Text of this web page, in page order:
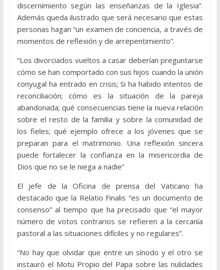
discernimiento según las enseñanzas de la Iglesia”.
Además queda ilustrado que será necesario que estas
personas hagan “un examen de conciencia, a través de
momentos de reflexión y de arrepentimiento”.
“Los divorciados vueltos a casar deberían preguntarse
cómo se han comportado con sus hijos cuando la unión
conyugal ha entrado en crisis; Si ha habido intentos de
reconciliación; cómo es la situación de la pareja
abandonada; qué consecuencias tiene la nueva relación
sobre el resto de la familia y sobre la comunidad de
los fieles; qué ejemplo ofrece a los jóvenes que se
preparan para el matrimonio. Una reflexión sincera
puede fortalecer la confianza en la misericordia de
Dios que no se le niega a nadie”
El jefe de la Oficina de prensa del Vaticano ha
destacado que la Relatio Finalis “es un documento de
consenso” al tiempo que ha precisado que “el mayor
número de votos contrarios se refieren a la cercanía
pastoral a las situaciones difíciles y no regulares”.
“No hay que olvidar que entre un sínodo y el otro se
instauró el Motu Propio del Papa sobre las nulidades